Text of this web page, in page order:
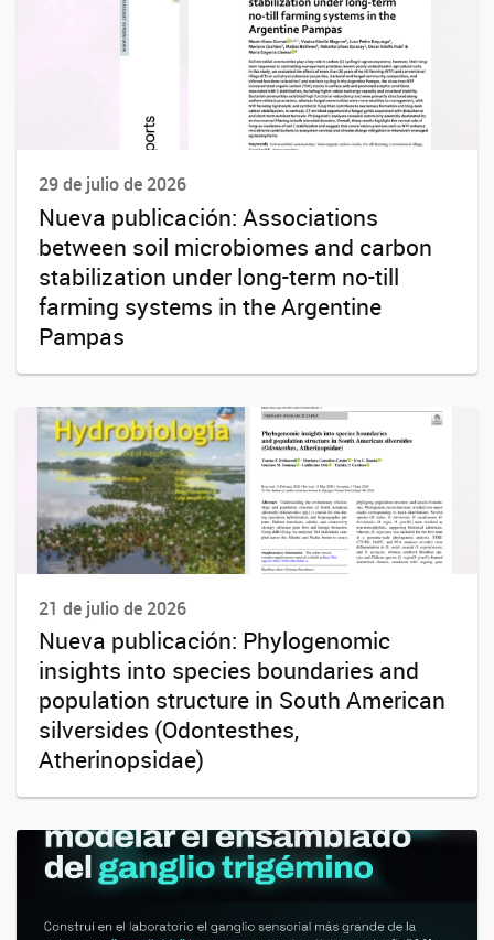
29 de julio de 2026
Nueva publicación: Associations
between soil microbiomes and carbon
stabilization under long-term no-till
farming systems in the Argentine
Pampas
21 de julio de 2026
Nueva publicación: Phylogenomic
insights into species boundaries and
population structure in South American
silversides (Odontesthes,
Atherinopsidae)